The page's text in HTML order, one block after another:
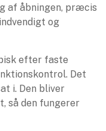
af åbningen, præcis
og
efter faste
Det
i. Den bliver
så den fungerer